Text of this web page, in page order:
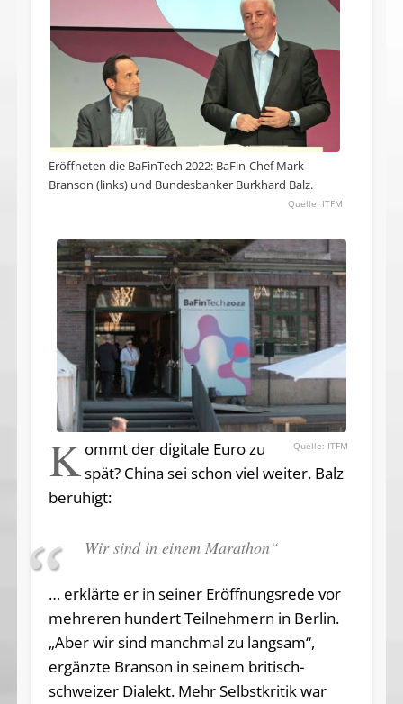
Eröffneten die BaFinTech 2022: BaFin-Chef Mark
Branson (links) und Bundesbanker Burkhard Balz.
ITFM
ITFM
K ommt der digitale Euro zu
spät? China sei schon viel weiter. Balz
beruhigt:
Wir sind in einem Marathon“
… erklärte er in seiner Eröffnungsrede vor
mehreren hundert Teilnehmern in Berlin.
„Aber wir sind manchmal zu langsam“,
ergänzte Branson in seinem britisch-
schweizer Dialekt. Mehr Selbstkritik war